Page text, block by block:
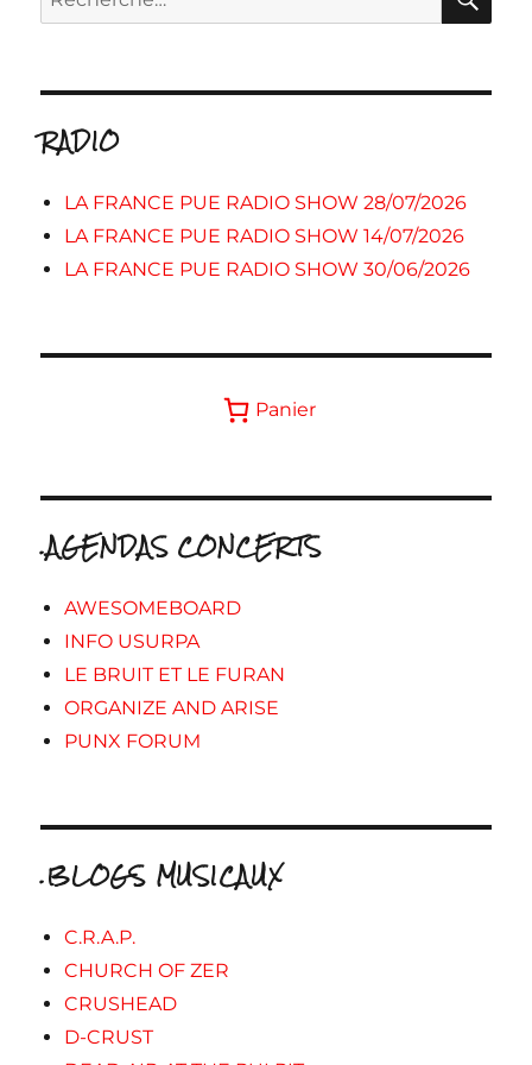
pour :
RADIO
LA FRANCE PUE RADIO SHOW 28/07/2026
LA FRANCE PUE RADIO SHOW 14/07/2026
LA FRANCE PUE RADIO SHOW 30/06/2026
Panier
.AGENDAS CONCERTS
AWESOMEBOARD
INFO USURPA
LE BRUIT ET LE FURAN
ORGANIZE AND ARISE
PUNX FORUM
.BLOGS MUSICAUX
C.R.A.P.
CHURCH OF ZER
CRUSHEAD
D-CRUST